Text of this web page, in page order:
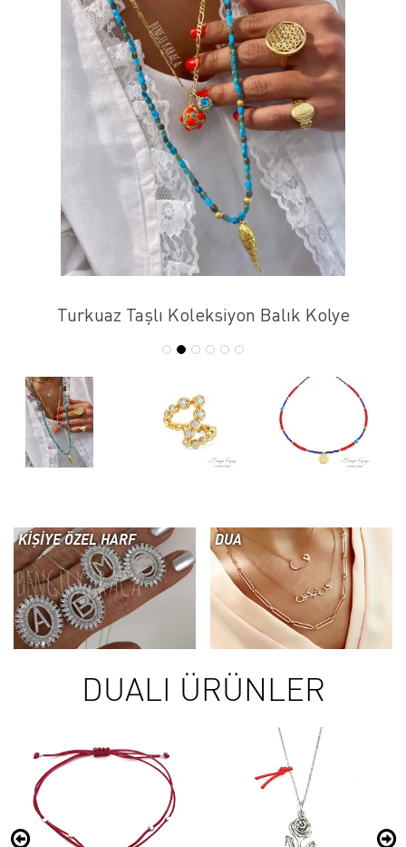
Turkuaz Taşlı Koleksiyon Balık Kolye
KİŞİYE ÖZEL HARF DUA
DUALI ÜRÜNLER